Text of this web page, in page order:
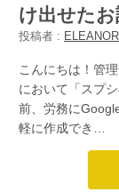
け出せたお
投稿者 : ELEANOR
こんにちは！管
において「スプ
前、労務に
軽に作成でき…